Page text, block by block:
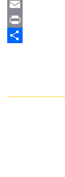
WhatsApp
Email
Print